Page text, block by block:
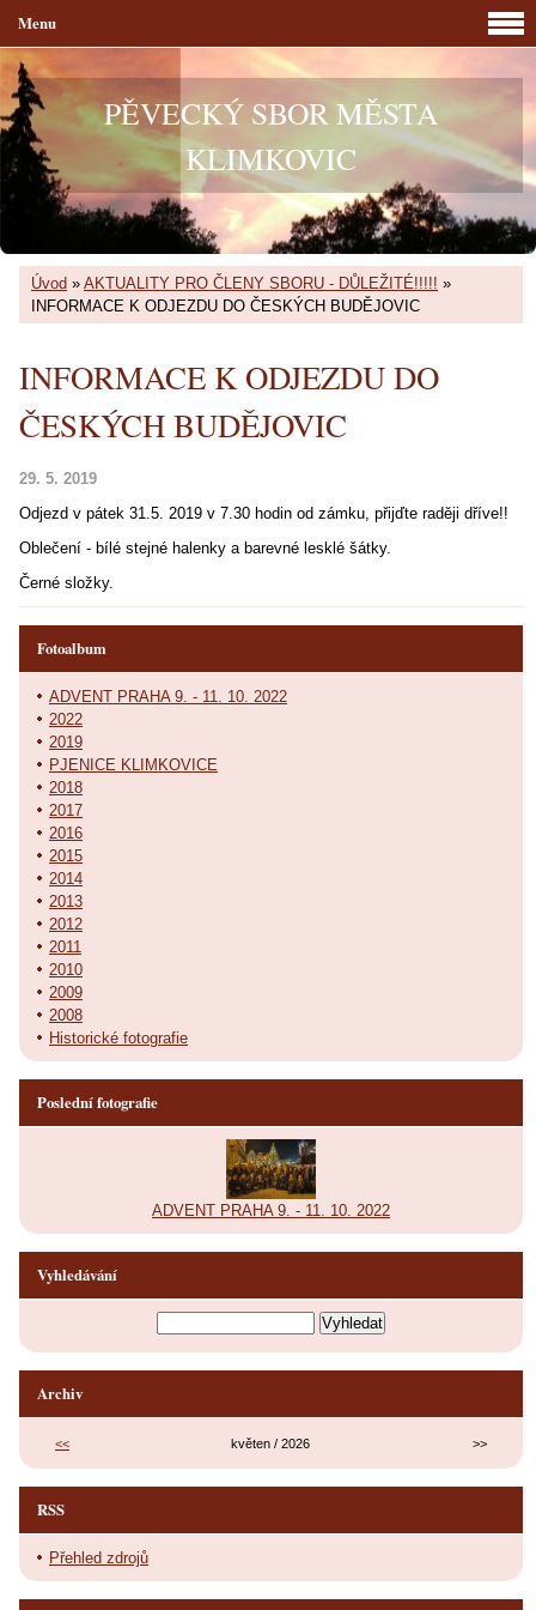
PĚVECKÝ SBOR MĚSTA
KLIMKOVIC
Úvod » AKTUALITY PRO ČLENY SBORU - DŮLEŽITÉ!!!!! »
INFORMACE K ODJEZDU DO ČESKÝCH BUDĚJOVIC
INFORMACE K ODJEZDU DO
ČESKÝCH BUDĚJOVIC
29. 5. 2019
Odjezd v pátek 31.5. 2019 v 7.30 hodin od zámku, přijďte raději dříve!!
Oblečení - bílé stejné halenky a barevné lesklé šátky.
Černé složky.
Menu
Fotoalbum
ADVENT PRAHA 9. - 11. 10. 2022
2022
2019
PJENICE KLIMKOVICE
2018
2017
2016
2015
2014
2013
2012
2011
2010
2009
2008
Historické fotografie
Poslední fotografie
ADVENT PRAHA 9. - 11. 10. 2022
Vyhledávání
Archiv
<< květen / 2026 >>
RSS
Přehled zdrojů